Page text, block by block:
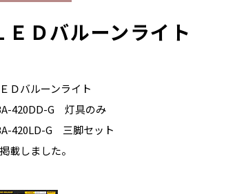
ＥＤバルーンライト
Ｄバルーンライト
420DD-G 灯具のみ
420LD-G 三脚セット
載しました。